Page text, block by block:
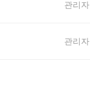
관리자
관리자